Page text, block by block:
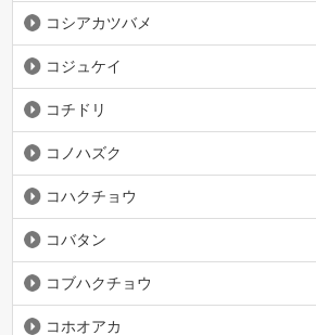
コシアカツバメ
コジュケイ
コチドリ
コノハズク
コハクチョウ
コバタン
コブハクチョウ
コホオアカ